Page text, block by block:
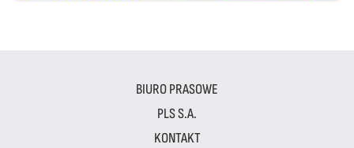
BIURO PRASOWE
PLS S.A.
KONTAKT